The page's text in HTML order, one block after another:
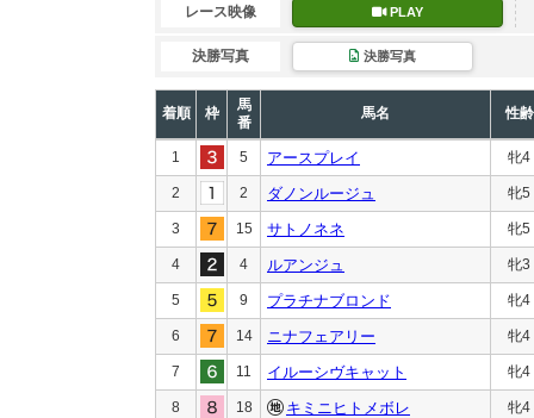
レース映像 PLAY
決勝写真 決勝写真
着順 枠
馬
番
馬名 性齢
1 5 アースプレイ 牝4
2 2 ダノンルージュ 牝5
3 15 サトノネネ 牝5
4 4 ルアンジュ 牝3
5 9 プラチナブロンド 牝4
6 14 ニナフェアリー 牝4
7 11 イルーシヴキャット 牝4
8 18 キミニヒトメボレ 牝4